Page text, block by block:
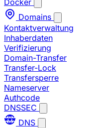
Domains
Kontaktverwaltung
Inhaberdaten
Verifizierung
Domain-Transfer
Transfer-Lock
Transfersperre
Nameserver
Authcode
DNSSEC
DNS